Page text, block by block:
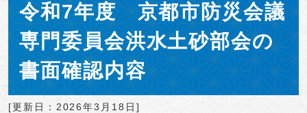
令和7年度 京都市防災会議
専門委員会洪水土砂部会の
書面確認内容
[更新日： 2026年3月18日 ]